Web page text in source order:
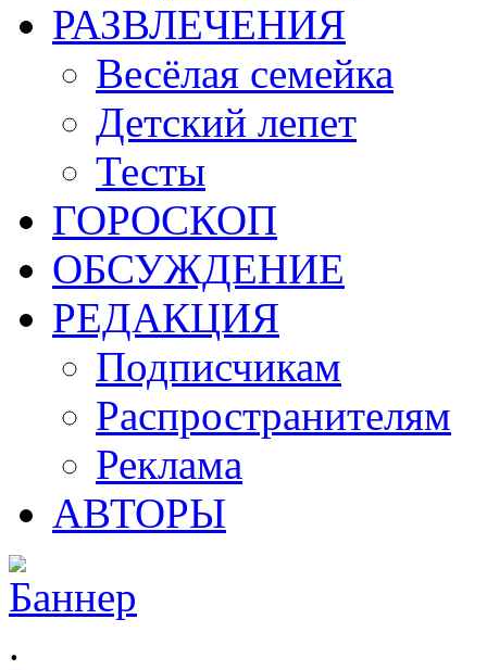
РАЗВЛЕЧЕНИЯ
Весёлая семейка
Детский лепет
Тесты
ГОРОСКОП
ОБСУЖДЕНИЕ
РЕДАКЦИЯ
Подписчикам
Распространителям
Реклама
АВТОРЫ
.